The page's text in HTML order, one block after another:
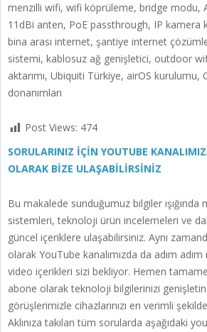
menzilli wifi, wifi köprüleme, bridge modu,
11dBi anten, PoE passthrough, IP kamera
bina arası internet, şantiye internet
sistemi, kablosuz ağ genişletici, outdoor
aktarımı, Ubiquiti Türkiye, airOS kurulumu,
donanımları
Post Views: 474
SORULARINIZ İÇİN YOUTUBE
OLARAK BİZE ULAŞABİLİRSİNİZ
Bu makalede sunduğumuz bilgiler
sistemleri, teknoloji ürün incelemeleri ve
güncel içeriklere ulaşabilirsiniz. Aynı
olarak YouTube kanalımızda da adım adım
video içerikleri sizi bekliyor. Hemen
abone olarak teknoloji bilgilerinizi
görüşlerimizle cihazlarınızı en verimli
Aklınıza takılan tüm sorularda aşağıdaki